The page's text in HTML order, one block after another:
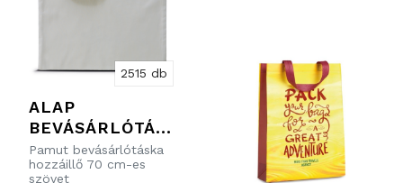
2515 db
ALAP
BEVÁSÁRLÓTÁS
KA
Pamut bevásárlótáska
hozzáillő 70 cm-es
szövet